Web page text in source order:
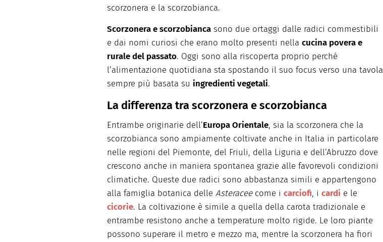
scorzonera e la scorzobianca.
Scorzonera e scorzobianca sono due ortaggi dalle radici commestibili
e dai nomi curiosi che erano molto presenti nella cucina povera e
rurale del passato. Oggi sono alla riscoperta proprio perché
l’alimentazione quotidiana sta spostando il suo focus verso una tavola
sempre più basata su ingredienti vegetali.
La differenza tra scorzonera e scorzobianca
Entrambe originarie dell’Europa Orientale, sia la scorzonera che la
scorzobianca sono ampiamente coltivate anche in Italia in particolare
nelle regioni del Piemonte, del Friuli, della Liguria e dell’Abruzzo dove
crescono anche in maniera spontanea grazie alle favorevoli condizioni
climatiche. Queste due radici sono abbastanza simili e appartengono
alla famiglia botanica delle Asteraceecome i carciofi, i cardi e le
cicorie. La coltivazione è simile a quella della carota tradizionale e
entrambe resistono anche a temperature molto rigide. Le loro piante
possono superare il metro e mezzo ma, mentre la scorzonera ha fiori